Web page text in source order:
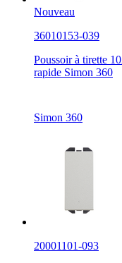
Nouveau
36010153-039
Poussoir à tirette
rapide Simon 360
Simon 360
20001101-093